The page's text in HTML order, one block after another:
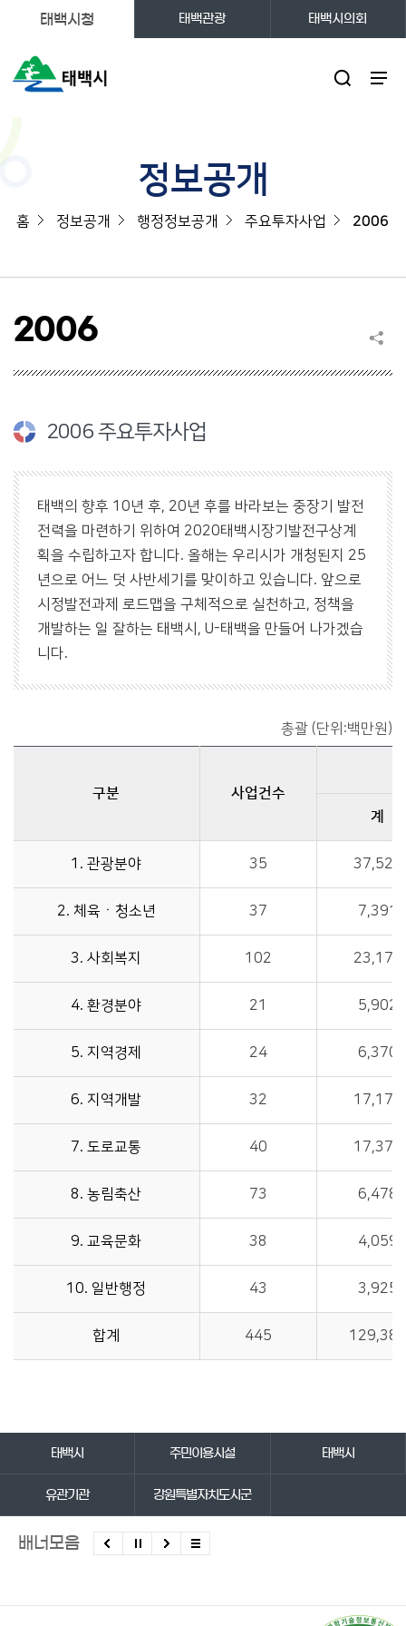
태백시청 태백관광 태백시의회
정보공개
홈 정보공개 행정정보공개 주요투자사업 2006
2006
2006 주요투자사업
태백의 향후 10년 후, 20년 후를 바라보는 중장기 발전
전력을 마련하기 위하여 2020태백시장기발전구상계
획을 수립하고자 합니다. 올해는 우리시가 개청된지 25
년으로 어느 덧 사반세기를 맞이하고 있습니다. 앞으로
시정발전과제 로드맵을 구체적으로 실천하고, 정책을
개발하는 일 잘하는 태백시, U-태백을 만들어 나가겠습
니다.
총괄 (단위:백만원)
구분
사업건수
계
1. 관광분야 35 37,528
2. 체육ㆍ청소년 37 7,391
3. 사회복지 102 23,179
4. 환경분야 21 5,902
5. 지역경제 24 6,370
6. 지역개발 32 17,179
7. 도로교통 40 17,378
8. 농림축산 73 6,478
9. 교육문화 38 4,059
10. 일반행정 43 3,925
합계 445 129,389
태백시 주민이용시설 태백시
유관기관 강원특별자치도시군
배너모음